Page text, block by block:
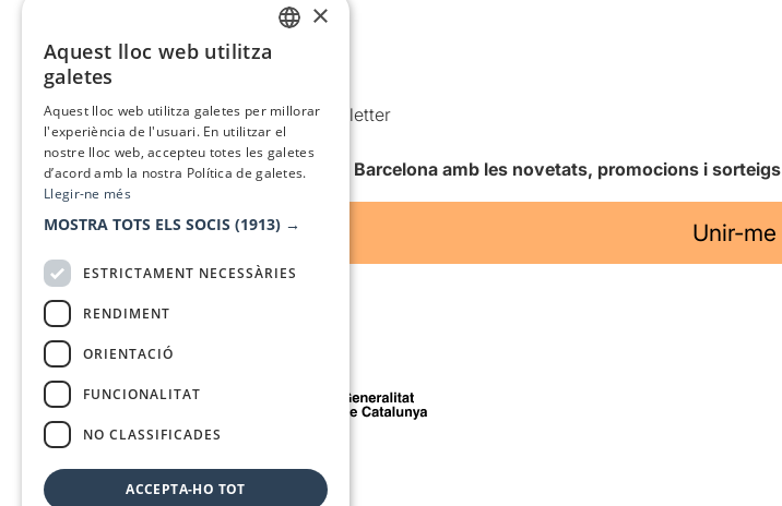
Política de cookies
Condicions d’ús
Comunicacions comercials i Newsletter
Anuncia’t
Vull rebre la newsletter de Teatre Barcelona amb les novetats, promocions i sorteigs
Unir-me
Amb el suport de
Mitjà de comunicació associat a
×
Aquest lloc web utilitza
galetes
Aquest lloc web utilitza galetes per millorar
l'experiència de l'usuari. En utilitzar el
nostre lloc web, accepteu totes les galetes
d’acord amb la nostra Política de galetes.
Llegir-ne més
MOSTRA TOTS ELS SOCIS (1913) →
ESTRICTAMENT NECESSÀRIES
RENDIMENT
ORIENTACIÓ
FUNCIONALITAT
NO CLASSIFICADES
ACCEPTA-HO TOT